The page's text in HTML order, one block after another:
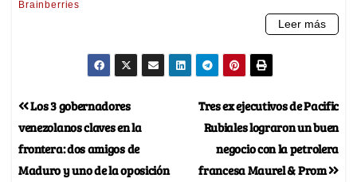
Tres ex ejecutivos de Pacific
Rubiales lograron un buen
negocio con la petrolera
francesa Maurel & Prom
Los 3 gobernadores
venezolanos claves en la
frontera: dos amigos de
Maduro y uno de la oposición